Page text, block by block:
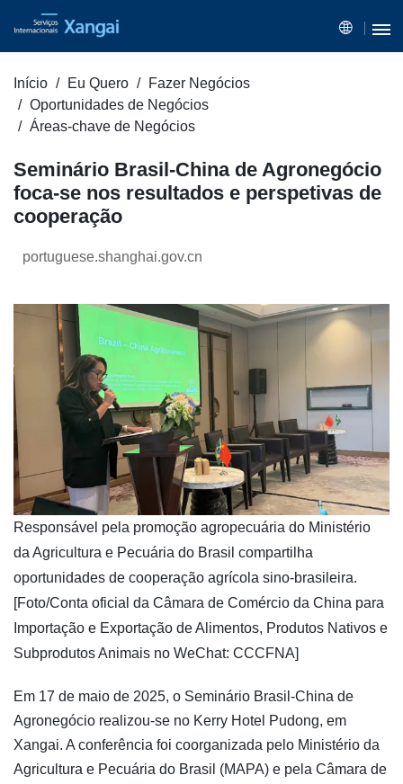
Início Eu Quero
Fazer Negócios
Oportunidades de Negócios
Áreas-chave de Negócios
Seminário Brasil-China de Agronegócio
foca-se nos resultados e perspetivas de
cooperação
portuguese.shanghai.gov.cn
​Responsável pela promoção agropecuária do Ministério
da Agricultura e Pecuária do Brasil compartilha
oportunidades de cooperação agrícola sino-brasileira.
[Foto/Conta oficial da Câmara de Comércio da China para
Importação e Exportação de Alimentos, Produtos Nativos e
Subprodutos Animais no WeChat: CCCFNA]
Em 17 de maio de 2025, o Seminário Brasil-China de
Agronegócio realizou-se no Kerry Hotel Pudong, em
Xangai. A conferência foi coorganizada pelo Ministério da
Agricultura e Pecuária do Brasil (MAPA) e pela Câmara de